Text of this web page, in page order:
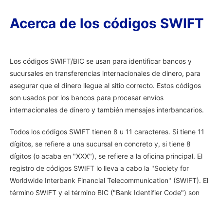
Acerca de los códigos SWIFT
Los códigos SWIFT/BIC se usan para identificar bancos y
sucursales en transferencias internacionales de dinero, para
asegurar que el dinero llegue al sitio correcto. Estos códigos
son usados por los bancos para procesar envíos
internacionales de dinero y también mensajes interbancarios.
Todos los códigos SWIFT tienen 8 u 11 caracteres. Si tiene 11
dígitos, se refiere a una sucursal en concreto y, si tiene 8
dígitos (o acaba en "XXX"), se refiere a la oficina principal. El
registro de códigos SWIFT lo lleva a cabo la "Society for
Worldwide Interbank Financial Telecommunication" (SWIFT). El
término SWIFT y el término BIC ("Bank Identifier Code") son